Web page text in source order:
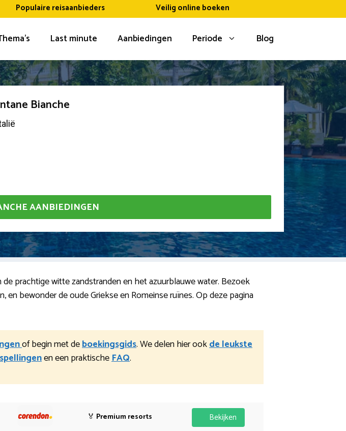
Populaire reisaanbieders Veilig online boeken
Last minute Aanbiedingen Periode Blog
Bianche
AANBIEDINGEN
prachtige witte zandstranden en het azuurblauwe water. Bezoek
bewonder de oude Griekse en Romeinse ruïnes. Op deze pagina
of begin met deboekingsgids. We delen hier ookde leukste
en een praktischeFAQ.
🏅 Premium resorts Bekijken